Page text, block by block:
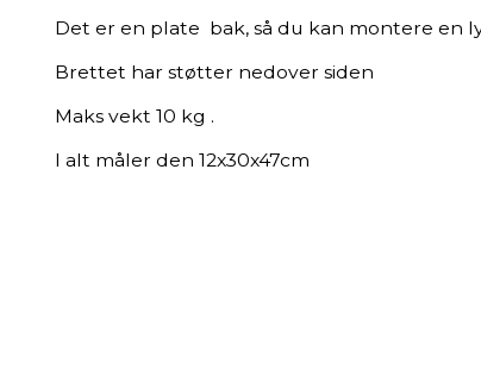
Det er en plate bak, så du kan montere en
Brettet har støtter nedover siden
Maks vekt 10 kg .
I alt måler den 12x30x47cm